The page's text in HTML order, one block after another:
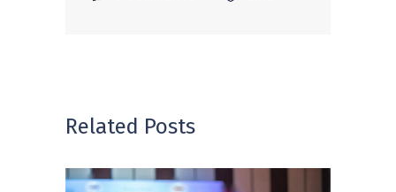
Related Posts